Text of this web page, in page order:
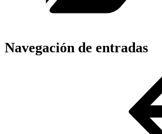
Navegación de entradas